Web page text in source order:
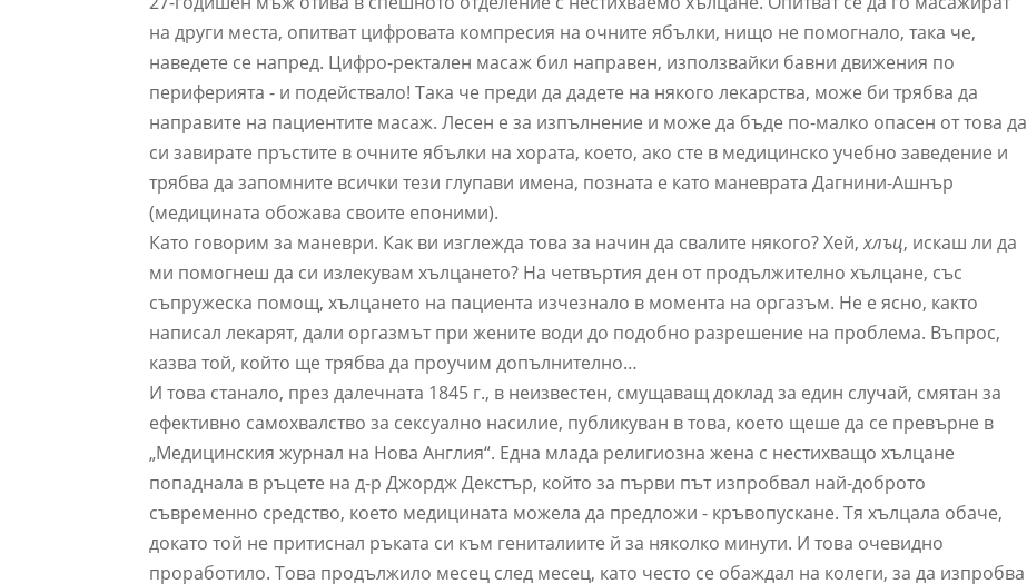
на други места, опитват цифровата компресия на очните ябълки, нищо не помогнало, така че,
наведете се напред. Цифро-ректален масаж бил направен, използвайки бавни движения по
периферията - и подействало! Така че преди да дадете на някого лекарства, може би трябва да
направите на пациентите масаж. Лесен е за изпълнение и може да бъде по-малко опасен от това да
си завирате пръстите в очните ябълки на хората, което, ако сте в медицинско учебно заведение и
трябва да запомните всички тези глупави имена, позната е като маневрата Дагнини-Ашнър
(медицината обожава своите епоними).
Като говорим за маневри. Как ви изглежда това за начин да свалите някого? Хей,хлъц, искаш ли да
ми помогнеш да си излекувам хълцането? На четвъртия ден от продължително хълцане, със
съпружеска помощ, хълцането на пациента изчезнало в момента на оргазъм. Не е ясно, както
написал лекарят, дали оргазмът при жените води до подобно разрешение на проблема. Въпрос,
казва той, който ще трябва да проучим допълнително…
И това станало, през далечната 1845 г., в неизвестен, смущаващ доклад за един случай, смятан за
ефективно самохвалство за сексуално насилие, публикуван в това, което щеше да се превърне в
„Медицинския журнал на Нова Англия“. Една млада религиозна жена с нестихващо хълцане
попаднала в ръцете на д-р Джордж Декстър, който за първи път изпробвал най-доброто
съвременно средство, което медицината можела да предложи - кръвопускане. Тя хълцала обаче,
докато той не притиснал ръката си към гениталиите й за няколко минути. И това очевидно
проработило. Това продължило месец след месец, като често се обаждал на колеги, за да изпробва